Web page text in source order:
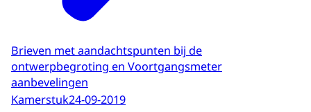
Brieven met aandachtspunten bij de
ontwerpbegroting en Voortgangsmeter
aanbevelingen
Kamerstuk24-09-2019